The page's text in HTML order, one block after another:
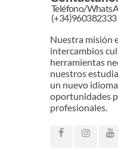
Teléfono/
(+34)960382333
Nuestra misión
intercambios
herramientas
nuestros
un nuevo
oportunidades
profesionales.